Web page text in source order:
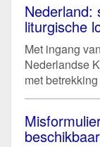
Nederland:
liturgische
Met ingang
Nederlandse
met
beschikbaar